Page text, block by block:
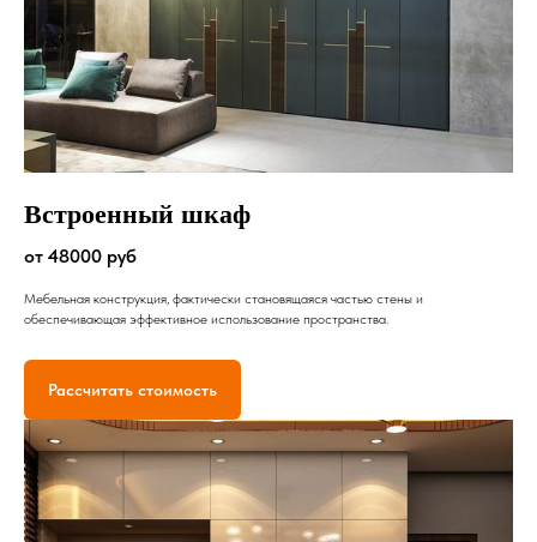
Встроенный шкаф
от 48000 руб
Мебельная конструкция, фактически становящаяся частью стены и
обеспечивающая эффективное использование пространства.
Рассчитать стоимость